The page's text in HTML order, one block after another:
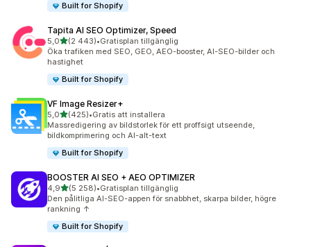
Built for Shopify
Tapita AI SEO Optimizer, Speed
5,0av 5 stjärnor
(2 443)
2443 recensioner totalt
•Gratisplan tillgänglig
Öka trafiken med SEO, GEO, AEO-booster, AI-SEO-bilder och
hastighet
Built for Shopify
VF Image Resizer+
5,0av 5 stjärnor
(425)
425 recensioner totalt
•Gratis att installera
Massredigering av bildstorlek för ett proffsigt utseende,
bildkomprimering och AI-alt-text
Built for Shopify
BOOSTER AI SEO + AEO OPTIMIZER
4,9av 5 stjärnor
(5 258)
5258 recensioner totalt
•Gratisplan tillgänglig
Den pålitliga AI-SEO-appen för snabbhet, skarpa bilder, högre
rankning ↑
Built for Shopify